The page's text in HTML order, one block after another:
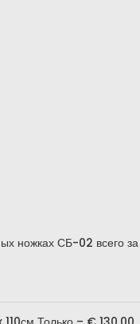
ножках СБ-02 всего за